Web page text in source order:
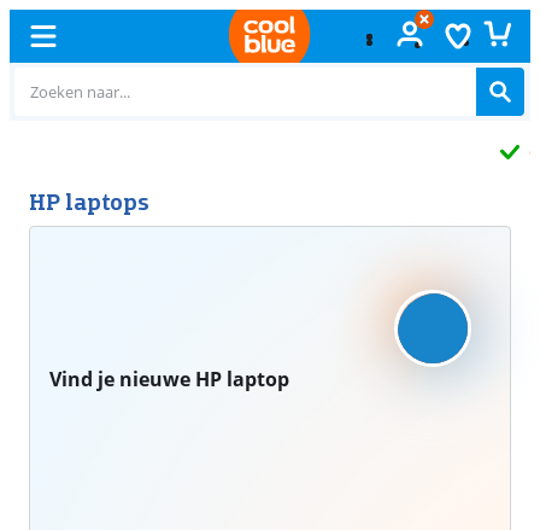
HP laptops
Vind je nieuwe HP laptop